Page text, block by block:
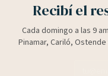
Recibí el
Cada domingo a las 9
Pinamar, Cariló,